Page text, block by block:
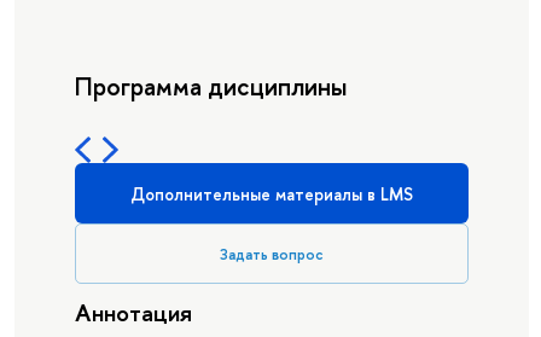
Программа дисциплины
Дополнительные материалы в LMS
Задать вопрос
Аннотация